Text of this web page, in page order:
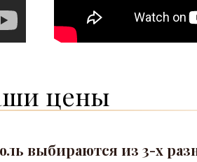
цены
выбираются из 3-х